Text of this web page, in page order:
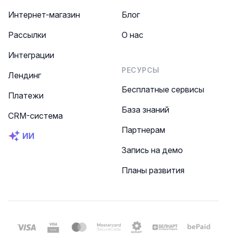
Интернет-магазин
Рассылки
Интеграции
Лендинг
Платежи
CRM-система
ИИ
Блог
О нас
РЕСУРСЫ
Бесплатные сервисы
База знаний
Партнерам
Запись на демо
Планы развития